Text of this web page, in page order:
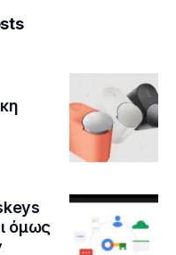
όμως